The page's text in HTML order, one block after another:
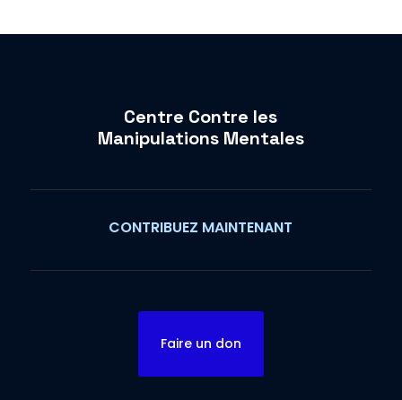
Centre Contre les
Manipulations Mentales
CONTRIBUEZ MAINTENANT
Faire un don